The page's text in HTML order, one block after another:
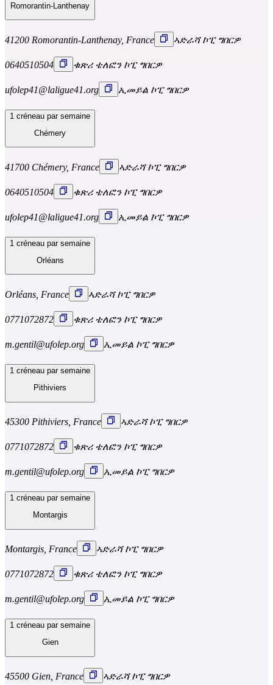
Romorantin-Lanthenay
41200 Romorantin-Lanthenay, France ኣድራሻ ኮፒ ግበርዎ
0640510504 ቁጽሪ ቴለፎን ኮፒ ግበርዎ
ufolep41@laligue41.org ኢመይል ኮፒ ግበርዎ
1 créneau par semaine
Chémery
41700 Chémery, France ኣድራሻ ኮፒ ግበርዎ
0640510504 ቁጽሪ ቴለፎን ኮፒ ግበርዎ
ufolep41@laligue41.org ኢመይል ኮፒ ግበርዎ
1 créneau par semaine
Orléans
Orléans, France ኣድራሻ ኮፒ ግበርዎ
0771072872 ቁጽሪ ቴለፎን ኮፒ ግበርዎ
m.gentil@ufolep.org ኢመይል ኮፒ ግበርዎ
1 créneau par semaine
Pithiviers
45300 Pithiviers, France ኣድራሻ ኮፒ ግበርዎ
0771072872 ቁጽሪ ቴለፎን ኮፒ ግበርዎ
m.gentil@ufolep.org ኢመይል ኮፒ ግበርዎ
1 créneau par semaine
Montargis
Montargis, France ኣድራሻ ኮፒ ግበርዎ
0771072872 ቁጽሪ ቴለፎን ኮፒ ግበርዎ
m.gentil@ufolep.org ኢመይል ኮፒ ግበርዎ
1 créneau par semaine
Gien
45500 Gien, France ኣድራሻ ኮፒ ግበርዎ